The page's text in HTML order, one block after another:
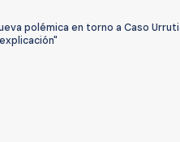
polémica en torno a Caso